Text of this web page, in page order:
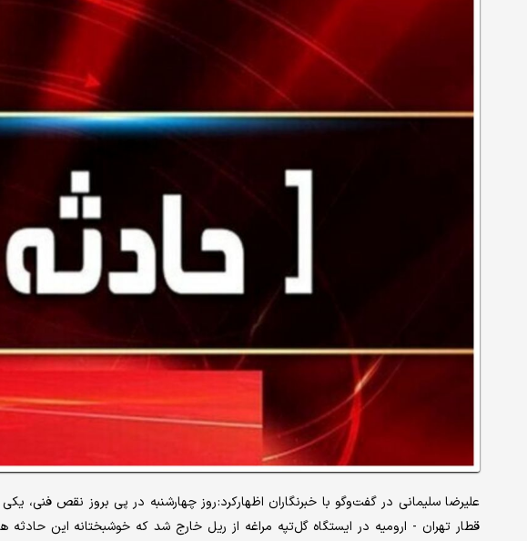
علیرضا سلیمانی در گفت‌وگو با خبرنگاران اظهارکرد: روز چهارشنبه در پی بروز نقص
قطار تهران - ارومیه در ایستگاه گل‌تپه مراغه از ریل خارج شد که خوشبختانه این